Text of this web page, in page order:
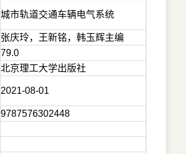
城市轨道交通车辆电气系统
张庆玲，王新铭，韩玉辉主编
79.0
北京理工大学出版社
2021-08-01
9787576302448